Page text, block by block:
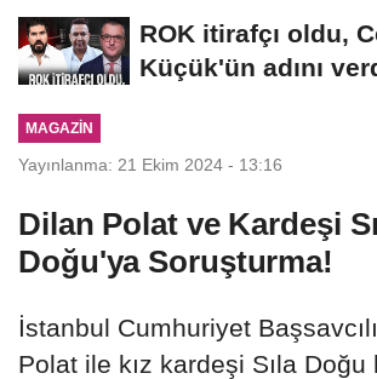
ROK itirafçı oldu,
Küçük'ün adını
MAGAZIN
Yayınlanma: 21 Ekim 2024 - 13:16
Dilan Polat ve Kardeşi
Doğu'ya Soruşturma!
İstanbul Cumhuriyet
Polat ile kız kardeşi Sıla Doğu